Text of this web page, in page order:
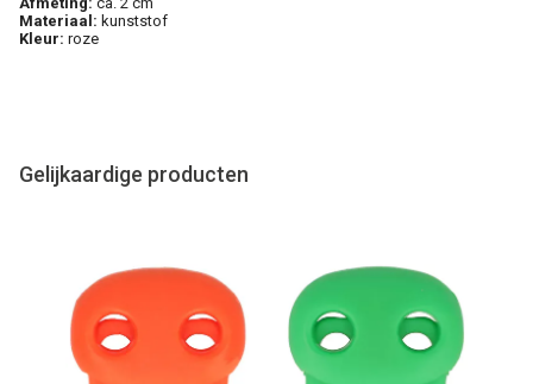
Materiaal: kunststof
Kleur: roze
Gelijkaardige producten